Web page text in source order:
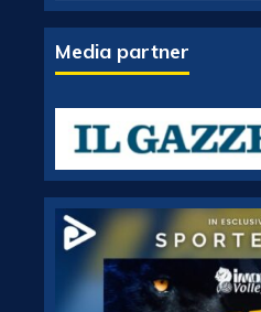
Media partner